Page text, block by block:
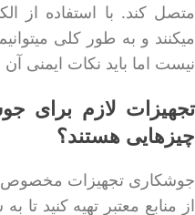
متصل کند. با استفاده از
میکنند و به طور کلی
نیست اما باید نکات ایمنی
تجهیزات لازم برای
چیزهایی هستند؟
جوشکاری تجهیزات مخصوص به
از منابع معتبر تهیه کنید تا